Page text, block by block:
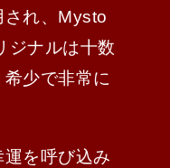
され、Mysto
ジナルは十数
少で非常に
を呼び込み